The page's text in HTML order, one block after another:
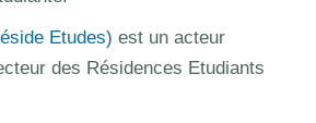
Etudes) est un acteur
des Résidences Etudiants